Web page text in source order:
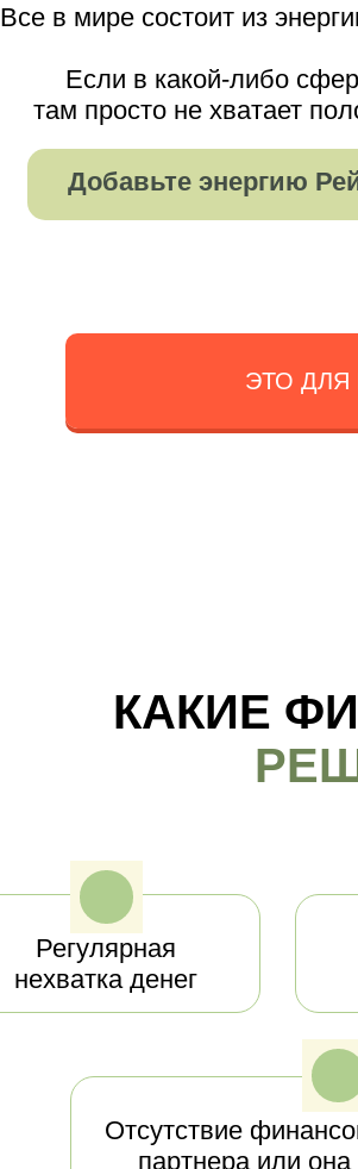
Все в мире состоит из
Если в какой-либо
там просто не хватает
Добавьте энергию
ЭТО ДЛЯ
КАКИЕ
Регулярная
нехватка денег
Отсутствие
партнера или она